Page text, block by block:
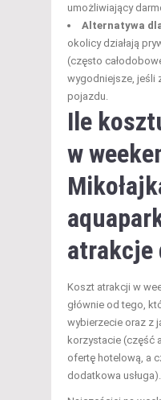
umożliwiający
Alternatywa
okolicy działają
(często
wygodniejsze, jeśli
pojazdu.
Ile
w
atrakcje
Koszt atrakcji w
głównie od tego,
wybierzecie oraz z
korzystacie (część
ofertę hotelową, a
dodatkowa usługa).